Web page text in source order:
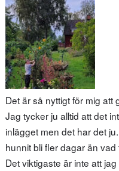
Det är så nyttigt för mig
Jag tycker ju alltid att det
inlägget men det har det
hunnit bli fler dagar än
Det viktigaste är inte att